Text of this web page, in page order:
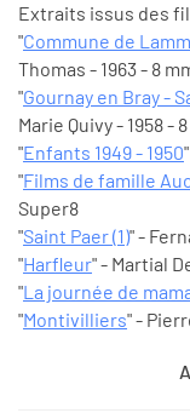
Extraits issus des
"Commune de
Thomas - 1963 - 8
"Gournay en Bray -
Marie Quivy - 1958 -
"Enfants 1949 - 1950
"Films de famille
Super8
"Saint Paer (1)" -
"Harfleur" - Martial
"La journée de
"Montivilliers" -